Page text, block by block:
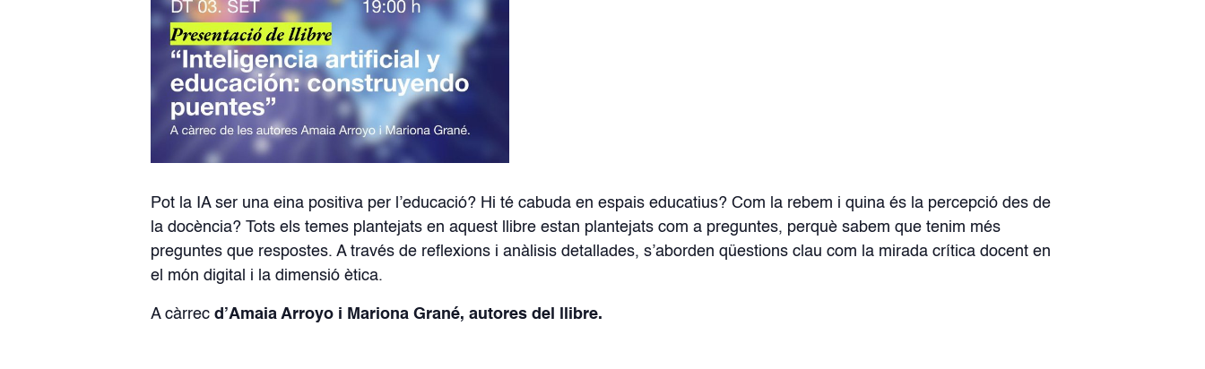
Pot la IA ser una eina positiva per l’educació? Hi té cabuda en espais educatius? Com la rebem i quina és la percepció des de
la docència? Tots els temes plantejats en aquest llibre estan plantejats com a preguntes, perquè sabem que tenim més
preguntes que respostes. A través de reflexions i anàlisis detallades, s’aborden qüestions clau com la mirada crítica docent en
el món digital i la dimensió ètica.
A càrrec d’Amaia Arroyo i Mariona Grané, autores del llibre.